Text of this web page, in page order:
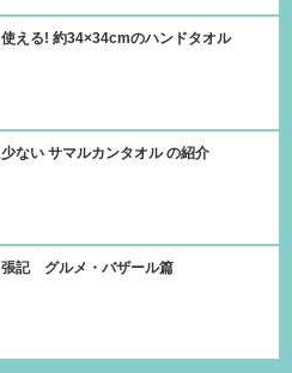
える! 約34×34cmのハンドタオル
ない サマルカンタオル の紹介
張記 グルメ・バザール篇